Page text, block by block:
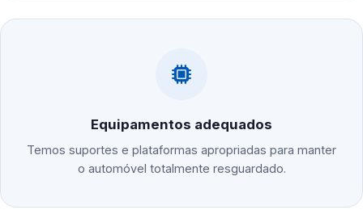
Equipamentos adequados
Temos suportes e plataformas apropriadas para manter
o automóvel totalmente resguardado.